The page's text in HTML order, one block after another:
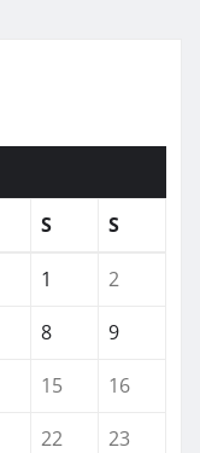
S S
1
2
8
9
15
16
22
23